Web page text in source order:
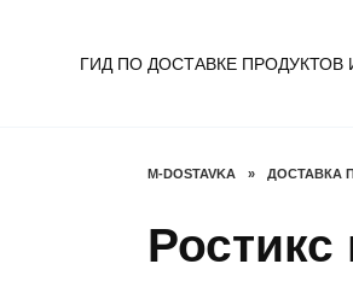
содержаниюГИД ПО ДОСТАВКЕ
M-DOSTAVKA » ДОСТАВКА